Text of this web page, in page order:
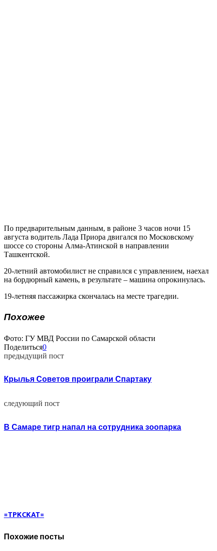
По предварительным данным, в районе 3 часов ночи 15
августа водитель Лада Приора двигался по Московскому
шоссе со стороны Алма-Атинской в направлении
Ташкентской.
20-летний автомобилист не справился с управлением, наехал
на бордюрный камень, в результате – машина опрокинулась.
19-летняя пассажирка скончалась на месте трагедии.
Похожее
Фото: ГУ МВД России по Самарской области
Поделиться0
предыдущий пост
Крылья Советов проиграли Спартаку
следующий пост
В Самаре тигр напал на сотрудника зоопарка
=TPKCKAT=
Похожие посты